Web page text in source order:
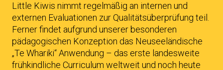
Little Kiwis nimmt regelmäßig an internen und
externen Evaluationen zur Qualitätsüberprüfung teil.
Ferner findet aufgrund unserer besonderen
pädagogischen Konzeption das Neuseeländische
„Te Whariki“ Anwendung – das erste landesweite
frühkindliche Curriculum weltweit und noch heute